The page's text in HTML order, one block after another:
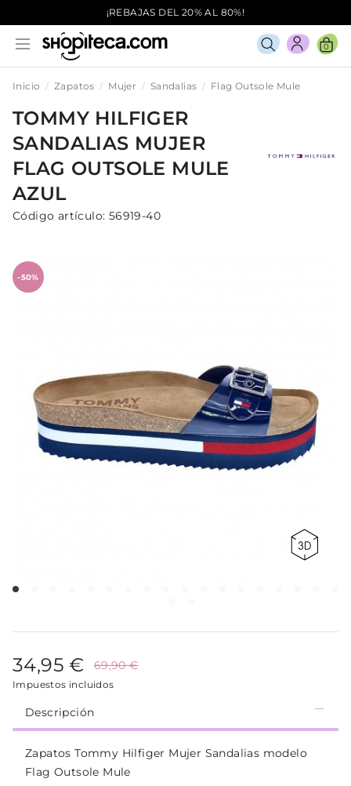
¡REBAJAS DEL 20% AL 80%!
0
Inicio Zapatos Mujer Sandalias Flag Outsole Mule
TOMMY HILFIGER
SANDALIAS MUJER
FLAG OUTSOLE MULE
AZUL
Código artículo: 56919-40
-50%
34,95 € 69,90 €
Impuestos incluidos
Descripción
Zapatos Tommy Hilfiger Mujer Sandalias modelo
Flag Outsole Mule